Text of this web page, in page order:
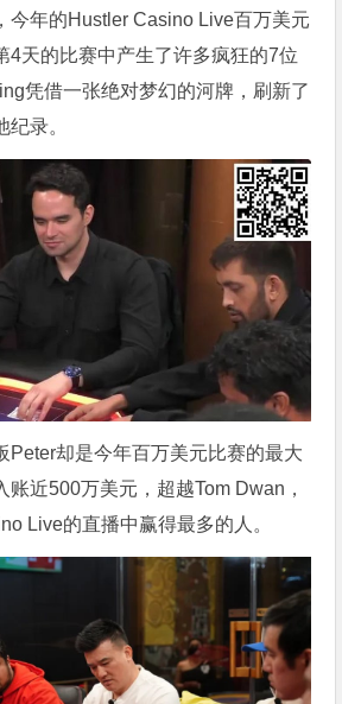
今年的Hustler Casino Live百万美元
4天的比赛中产生了许多疯狂的7位
凭借一张绝对梦幻的河牌，刷新了
录。
Peter却是今年百万美元比赛的最大
账近500万美元，超越Tom Dwan，
Live的直播中赢得最多的人。